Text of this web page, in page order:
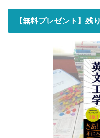
【無料プレゼント】残